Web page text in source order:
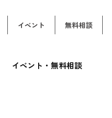
イベント 無料相談
イベント・無料相談